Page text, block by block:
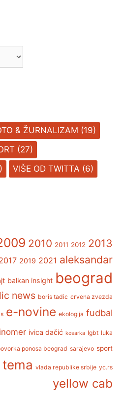
& ŽURNALIZAM (19)
(27)
VIŠE OD TWITTA (6)
2010 2011 2012 2013
2019 2021 aleksandar
balkan insight beograd
news boris tadic crvena zvezda
e-novine ekologija fudbal
ivica dačić kosarka lgbt luka
ponosa beograd sarajevo sport
tema vlada republike srbije yc.rs
yellow cab